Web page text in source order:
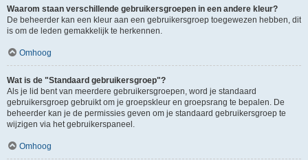
Waarom staan verschillende gebruikersgroepen in een andere kleur?
De beheerder kan een kleur aan een gebruikersgroep toegewezen hebben, dit
is om de leden gemakkelijk te herkennen.
Omhoog
Wat is de "Standaard gebruikersgroep"?
Als je lid bent van meerdere gebruikersgroepen, word je standaard
gebruikersgroep gebruikt om je groepskleur en groepsrang te bepalen. De
beheerder kan je de permissies geven om je standaard gebruikersgroep te
wijzigen via het gebruikerspaneel.
Omhoog